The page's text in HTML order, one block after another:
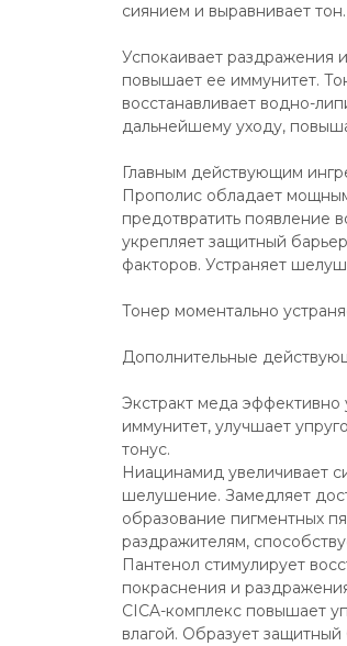
сиянием и выравнивает
Успокаивает раздражения
повышает ее иммунитет.
восстанавливает водно-
дальнейшему уходу,
Главным действующим
Прополис обладает
предотвратить появление
укрепляет защитный
факторов. Устраняет
Тонер моментально
Дополнительные
Экстракт меда эффективно
иммунитет, улучшает
тонус.
Ниацинамид увеличивает
шелушение. Замедляет
образование пигментных
раздражителям,
Пантенол стимулирует
покраснения и
CICA-комплекс повышает
влагой. Образует